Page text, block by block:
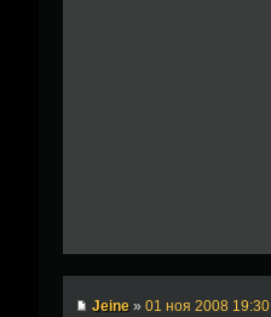
Jeine » 01 ноя 2008 19:30